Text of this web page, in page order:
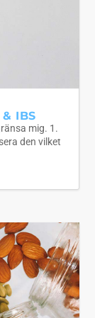
IBS
mig. 1.
den vilket